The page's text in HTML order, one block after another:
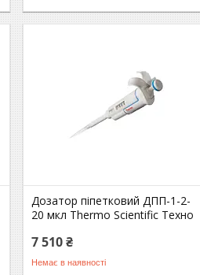
Дозатор піпетковий ДПП-1-2-
20 мкл Thermo Scientific Техно
7 510 ₴
Немає в наявності